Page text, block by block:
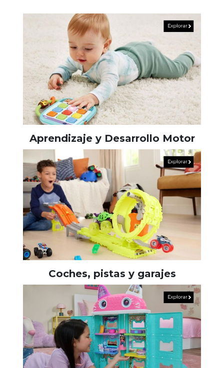
Aprendizaje y Desarrollo Motor
Coches, pistas y garajes